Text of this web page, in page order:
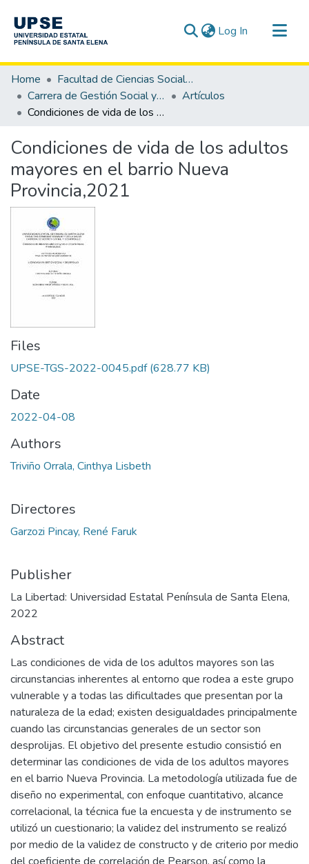
Log In (current)
Communities & Collections
All of DSpace
Statistics
Home
Facultad de Ciencias Sociales y de la Salud
Carrera de Gestión Social y Desarrollo
Artículos
Condiciones de vida de los adultos mayores en el barrio Nueva Provincia,2021
Condiciones de vida de los adultos
mayores en el barrio Nueva
Provincia,2021
Files
UPSE-TGS-2022-0045.pdf(628.77 KB)
Date
2022-04-08
Authors
Triviño Orrala, Cinthya Lisbeth
Directores
Garzozi Pincay, René Faruk
Publisher
La Libertad: Universidad Estatal Península de Santa Elena,
2022
Abstract
Las condiciones de vida de los adultos mayores son las
circunstancias inherentes al entorno que rodea a este grupo
vulnerable y a todas las dificultades que presentan por la
naturaleza de la edad; existen desigualdades principalmente
cuando las circunstancias generales de un sector son
desprolijas. El objetivo del presente estudio consistió en
determinar las condiciones de vida de los adultos mayores
en el barrio Nueva Provincia. La metodología utilizada fue de
diseño no experimental, con enfoque cuantitativo, alcance
correlacional, la técnica fue la encuesta y de instrumento se
utilizó un cuestionario; la validez del instrumento se realizó
por medio de la validez de constructo y de criterio por medio